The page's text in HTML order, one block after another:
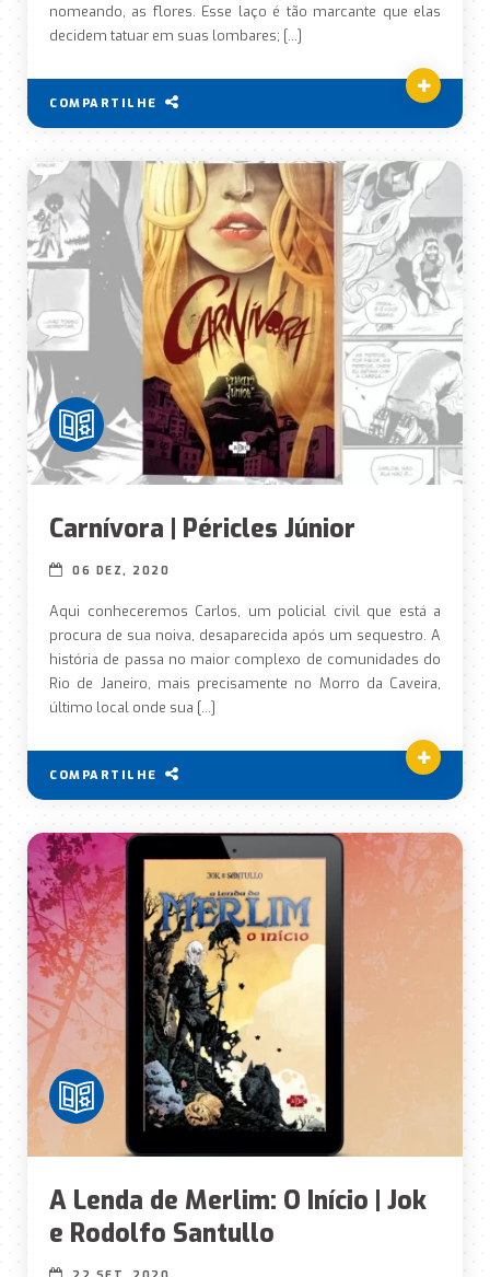
nomeando, as flores. Esse laço é tão marcante que elas
decidem tatuar em suas lombares; […]
COMPARTILHE
Carnívora | Péricles Júnior
06 DEZ, 2020
Aqui conheceremos Carlos, um policial civil que está a
procura de sua noiva, desaparecida após um sequestro. A
história de passa no maior complexo de comunidades do
Rio de Janeiro, mais precisamente no Morro da Caveira,
último local onde sua […]
COMPARTILHE
A Lenda de Merlim: O Início | Jok
e Rodolfo Santullo